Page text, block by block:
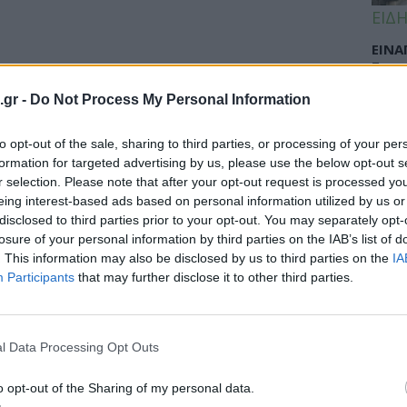
- Do Not Process My Personal Information
opt-out of the sale, sharing to third parties, or processing of your
for targeted advertising by us, please use the below opt-out
selection. Please note that after your opt-out request is processed
interest-based ads based on personal information utilized by us
to third parties prior to your opt-out. You may separately
of your personal information by third parties on the IAB’s list of
This information may also be disclosed by us to third parties on the
Participants that may further disclose it to other third parties.
Data Processing Opt Outs
opt-out of the Sharing of my personal data.
συμβουλές για τις γυναίκες με
που προσβάλει τις γυναίκες και σε
Πρόκειται...
στα